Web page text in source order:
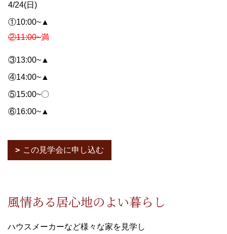
4/24(日)
①10:00~▲
②11:00~満
③13:00~▲
④14:00~▲
⑤15:00~〇
⑥16:00~▲
この見学会に申し込む
風情ある居心地のよい暮らし
ハウスメーカーなど様々な家を見学し